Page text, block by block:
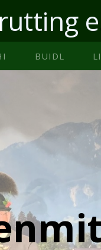
BUIDL